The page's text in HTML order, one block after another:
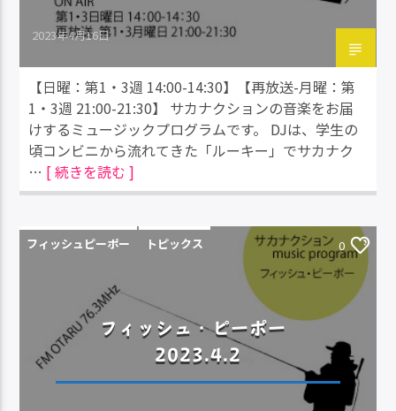
2023年4月16日
【日曜：第1・3週 14:00-14:30】【再放送-月曜：第
1・3週 21:00-21:30】 サカナクションの音楽をお届
けするミュージックプログラムです。 DJは、学生の
頃コンビニから流れてきた「ルーキー」でサカナク
… [ 続きを読む ]
フィッシュピーポー トピックス 0
フィッシュ・ピーポー
2023.4.2